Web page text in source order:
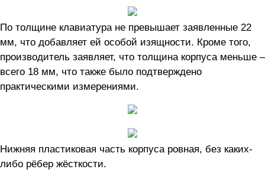
По толщине клавиатура не превышает заявленные 22
мм, что добавляет ей особой изящности. Кроме того,
производитель заявляет, что толщина корпуса меньше –
всего 18 мм, что также было подтверждено
практическими измерениями.
Нижняя пластиковая часть корпуса ровная, без каких-
либо рёбер жёсткости.